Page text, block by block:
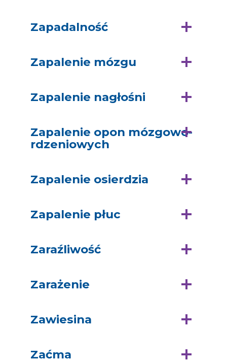
Zapadalność
Zapalenie mózgu
Zapalenie nagłośni
Zapalenie opon mózgowo-
rdzeniowych
Zapalenie osierdzia
Zapalenie płuc
Zaraźliwość
Zarażenie
Zawiesina
Zaćma